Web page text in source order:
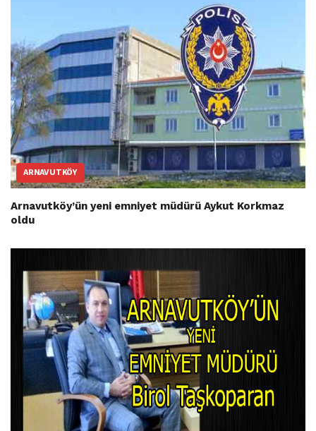
ARNAVUTKÖY
Arnavutköy’ün yeni emniyet müdürü Aykut Korkmaz
oldu